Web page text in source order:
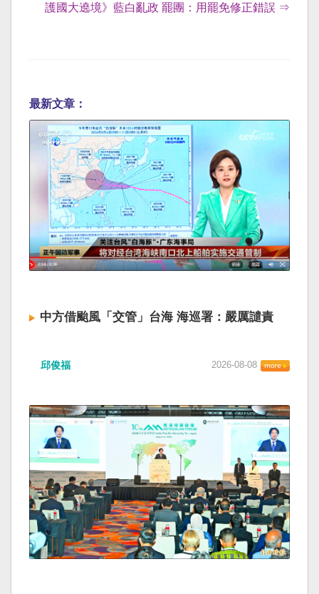
護國大遶境》藍白亂政 罷團：用罷免修正錯誤 ⇒
最新文章：
中方借颱風「交管」台海 海巡署：嚴厲譴責
邱俊福 2026-08-08